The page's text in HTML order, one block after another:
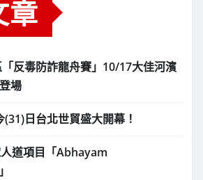
章
反毒防詐龍舟賽」10/17大佳河濱
場
日台北世貿盛大開幕！
道項目「Abhayam